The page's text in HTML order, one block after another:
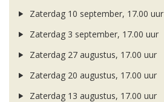
Zaterdag 10 september, 17.00 uur
Zaterdag 3 september, 17.00 uur
Zaterdag 27 augustus, 17.00 uur
Zaterdag 20 augustus, 17.00 uur
Zaterdag 13 augustus, 17.00 uur